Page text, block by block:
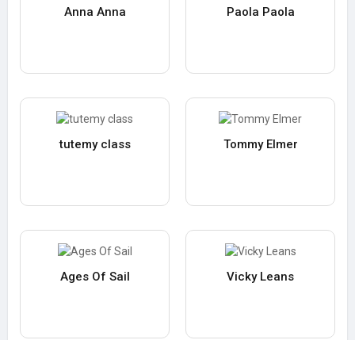
Anna Anna Paola Paola
tutemy class Tommy Elmer
Ages Of Sail Vicky Leans